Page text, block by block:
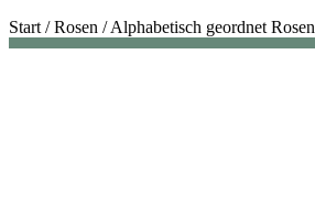
Start /Rosen /Alphabetisch geordnet Rosen